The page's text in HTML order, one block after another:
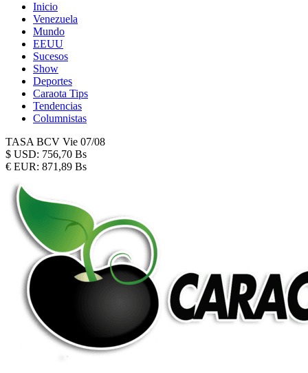
Inicio
Venezuela
Mundo
EEUU
Sucesos
Show
Deportes
Caraota Tips
Tendencias
Columnistas
TASA BCV Vie 07/08
$ USD: 756,70 Bs
€ EUR: 871,89 Bs